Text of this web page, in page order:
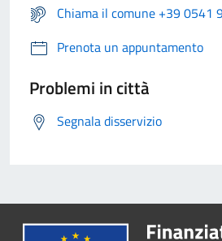
Chiama il comune +39 0541
Prenota un appuntamento
Problemi in città
Segnala disservizio